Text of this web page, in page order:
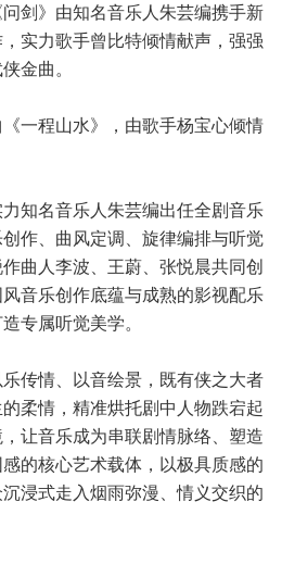
剑》由知名音乐人朱芸编携手新
实力歌手曾比特倾情献声，强强
金曲。
一程山水》，由歌手杨宝心倾情
知名音乐人朱芸编出任全剧音乐
作、曲风定调、旋律编排与听觉
曲人李波、王蔚、张悦晨共同创
音乐创作底蕴与成熟的影视配乐
专属听觉美学。
传情、以音绘景，既有侠之大者
柔情，精准烘托剧中人物跌宕起
让音乐成为串联剧情脉络、塑造
的核心艺术载体，以极具质感的
浸式走入烟雨弥漫、情义交织的